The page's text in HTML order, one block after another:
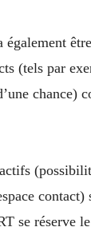
(tels par
chance)
se réserve